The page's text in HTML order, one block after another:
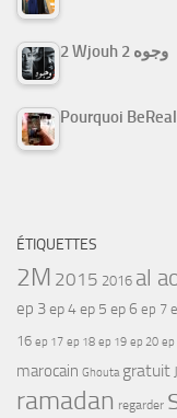
2 Wjouh 2 وجوه
Pourquoi
ÉTIQUETTES
2M 2015 2016 al
ep 3ep 4ep 5 ep 6 ep 7
16 ep 17 ep 18 ep 19 ep 20 ep
marocain Ghouta gratuit
ramadan regarder